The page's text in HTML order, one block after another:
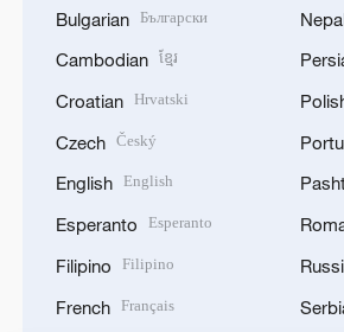
Bulgarian Български
Cambodian ខ្មែរ
Croatian Hrvatski
Czech Český
English English
Esperanto Esperanto
Filipino Filipino
French Français